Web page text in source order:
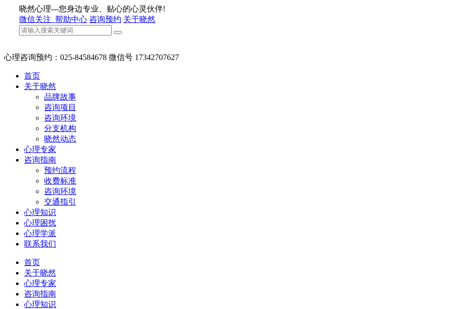
晓然心理---您身边专业、贴心的心灵伙伴!
微信关注 帮助中心 咨询预约 关于晓然
心理咨询预约：025-84584678 微信号 17342707627
首页
关于晓然
品牌故事
咨询项目
咨询环境
分支机构
晓然动态
心理专家
咨询指南
预约流程
收费标准
咨询环境
交通指引
心理知识
心理困扰
心理学派
联系我们
首页
关于晓然
心理专家
咨询指南
心理知识